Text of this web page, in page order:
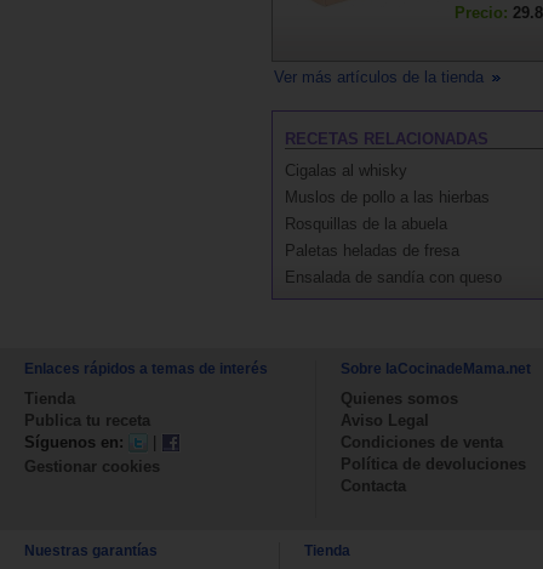
Precio:
Ver más artículos de la tienda
RECETAS RELACIONADAS
Cigalas al whisky
Muslos de pollo a las hierbas
Rosquillas de la abuela
Paletas heladas de fresa
Ensalada de sandía con queso
Enlaces rápidos a temas de interés
Tienda
Publica tu receta
Síguenos en:
|
Gestionar cookies
Sobre laCocinadeMama.net
Quienes somos
Aviso Legal
Condiciones de venta
Política de devoluciones
Contacta
Nuestras garantías Tienda